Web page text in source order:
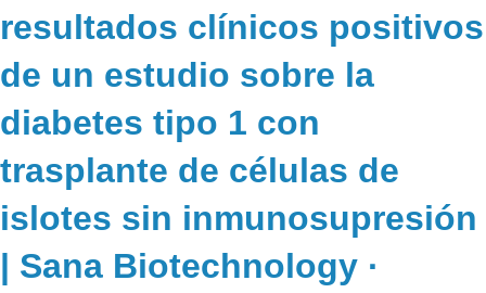
resultados clínicos positivos
de un estudio sobre la
diabetes tipo 1 con
trasplante de células de
islotes sin inmunosupresión
| Sana Biotechnology ·